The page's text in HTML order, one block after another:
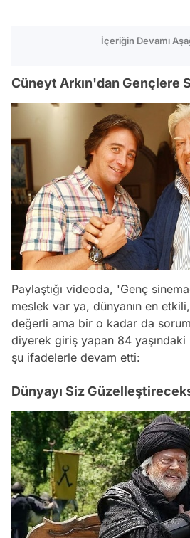
İçeriğin Devamı
Cüneyt Arkın'dan Gençlere
Paylaştığı videoda, 'Genç
meslek var ya, dünyanın en
değerli ama bir o kadar da
diyerek giriş yapan 84
şu ifadelerle devam etti:
Dünyayı Siz